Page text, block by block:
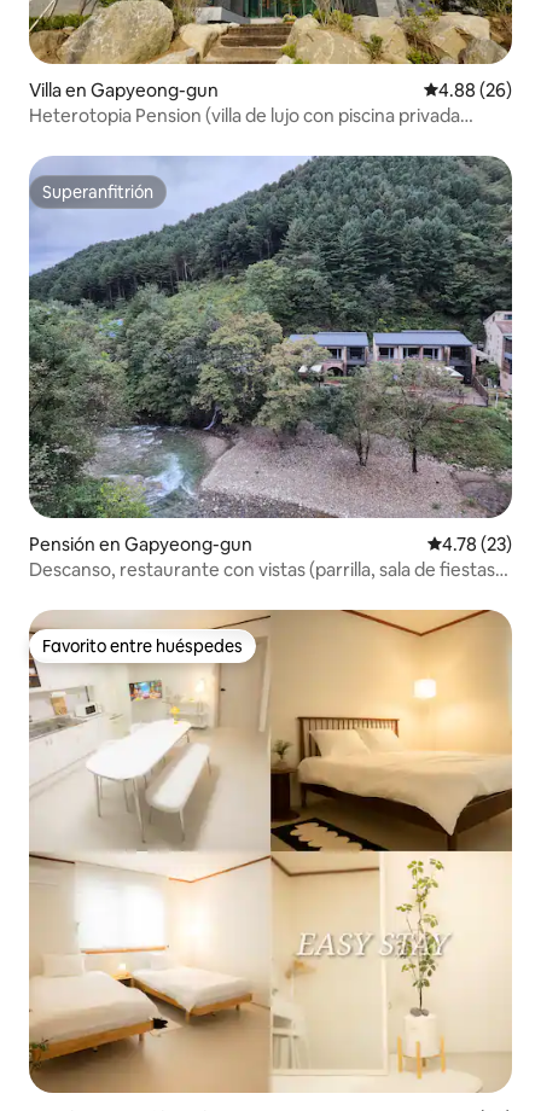
Villa en Gapyeong-gun Calificación
4.88 (26)
Heterotopia Pension (villa de lujo con piscina privada
Superanfitrión
Superanfitrión
Pensión en Gapyeong-gun Calificación
4.78 (23)
Descanso, restaurante con vistas (parrilla, sala de fiestas,
Favorito entre huéspedes
Favorito entre huéspedes